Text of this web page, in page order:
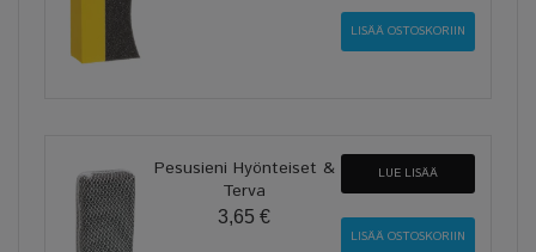
Pesusieni Hyönteiset &
Terva
3,65 €
LUE LISÄÄ